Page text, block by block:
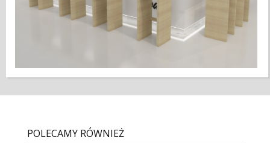
POLECAMY RÓWNIEŻ